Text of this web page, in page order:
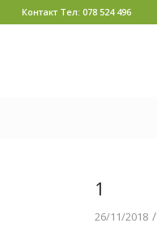
Контакт Тел: 078 524 496
1
26/11/2018 /